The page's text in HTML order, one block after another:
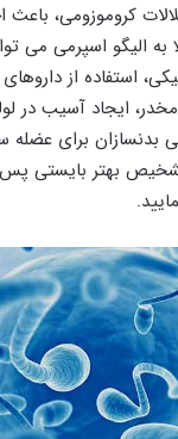
کروموزومی، باعث
به الیگو اسپرمی می
استفاده از
ایجاد آسیب در
برای عضله
بهتر بایستی